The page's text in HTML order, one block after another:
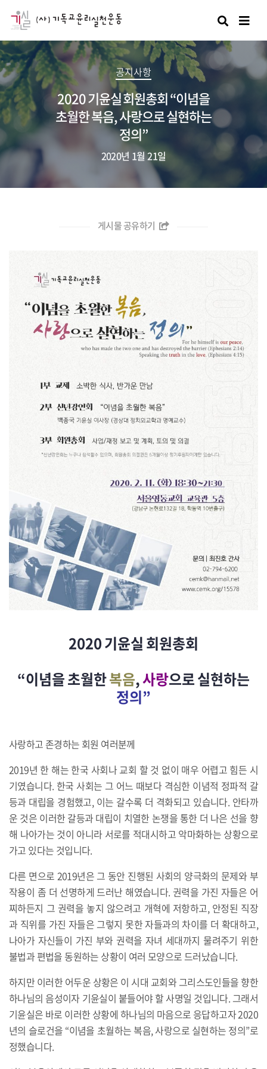
검색
공지사항
2020 기윤실 회원총회 “이념을
초월한 복음, 사랑으로 실현하는
정의”
2020년 1월 21일
게시물 공유하기
2020 기윤실 회원총회
“이념을 초월한복음,사랑으로 실현하는
정의”
사랑하고 존경하는 회원 여러분께
2019년 한 해는 한국 사회나 교회 할 것 없이 매우 어렵고 힘든 시
기였습니다. 한국 사회는 그 어느 때보다 격심한 이념적 정파적 갈
등과 대립을 경험했고, 이는 갈수록 더 격화되고 있습니다. 안타까
운 것은 이러한 갈등과 대립이 치열한 논쟁을 통한 더 나은 선을 향
해 나아가는 것이 아니라 서로를 적대시하고 악마화하는 상황으로
가고 있다는 것입니다.
다른 면으로 2019년은 그 동안 진행된 사회의 양극화의 문제와 부
작용이 좀 더 선명하게 드러난 해였습니다. 권력을 가진 자들은 어
찌하든지 그 권력을 놓지 않으려고 개혁에 저항하고, 안정된 직장
과 직위를 가진 자들은 그렇지 못한 자들과의 차이를 더 확대하고,
나아가 자신들이 가진 부와 권력을 자녀 세대까지 물려주기 위한
불법과 편법을 동원하는 상황이 여러 모양으로 드러났습니다.
하지만 이러한 어두운 상황은 이 시대 교회와 그리스도인들을 향한
하나님의 음성이자 기윤실이 붙들어야 할 사명일 것입니다. 그래서
기윤실은 바로 이러한 상황에 하나님의 마음으로 응답하고자 2020
년의 슬로건을 “이념을 초월하는 복음, 사랑으로 실현하는 정의”로
정했습니다.